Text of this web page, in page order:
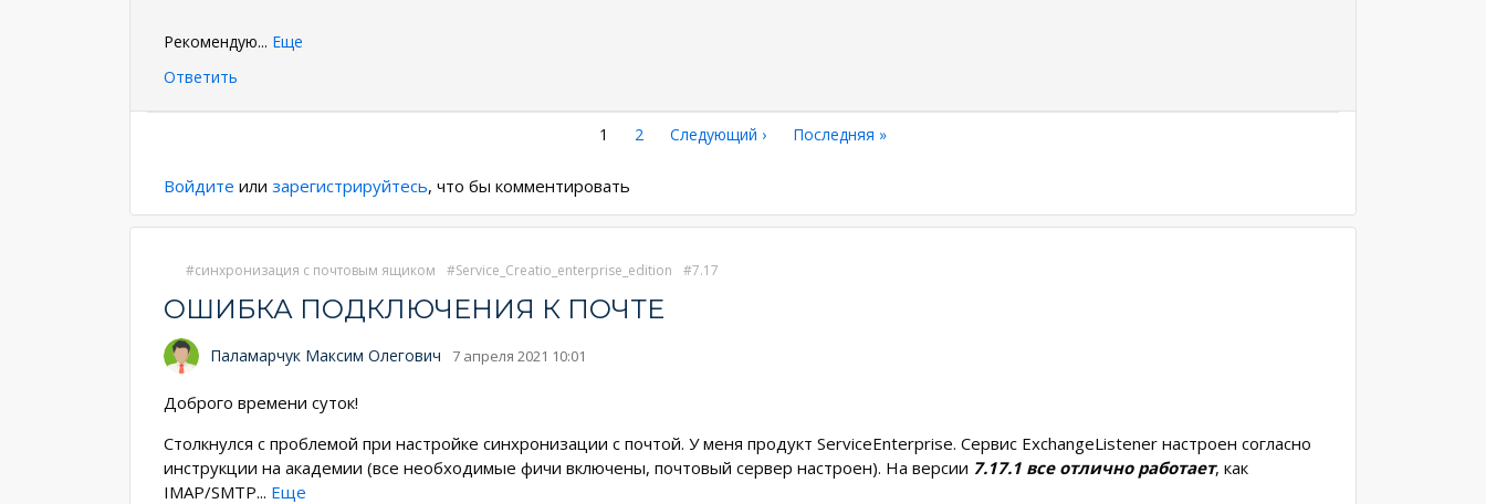
Рекомендую... Еще
Ответить
Текущая
1 Страница
2
Следующая
Следующий ›
Последняя
Последняя »
Войдите или зарегистрируйтесь, что бы комментировать
синхронизация с почтовым ящиком Service_Creatio_enterprise_edition 7.17
ОШИБКА ПОДКЛЮЧЕНИЯ К ПОЧТЕ
Паламарчук Максим Олегович 7 апреля 2021 10:01
Доброго времени суток!
Столкнулся с проблемой при настройке синхронизации с почтой. У меня продукт ServiceEnterprise. Сервис ExchangeListener настроен согласно
инструкции на академии (все необходимые фичи включены, почтовый сервер настроен). На версии 7.17.1 все отлично работает, как
IMAP/SMTP... Еще